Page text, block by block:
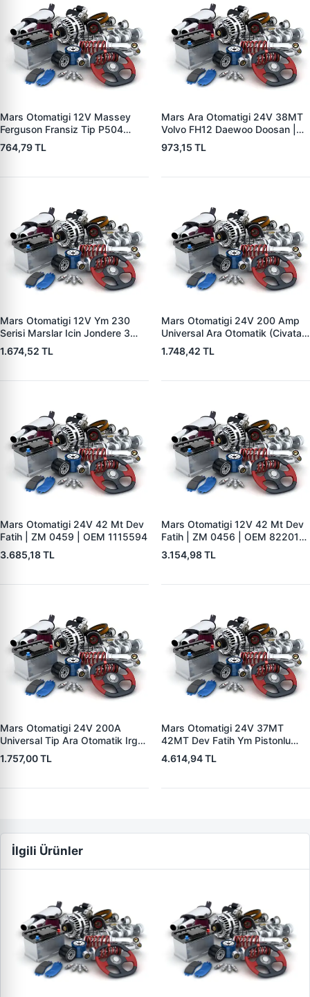
Mars Otomatigi 12V Massey
Ferguson Fransiz Tip P504
P505 Xxx | ZM 0560
764,79 TL
Mars Ara Otomatigi 24V 38MT
Volvo FH12 Daewoo Doosan |
ZM 4409 | OEM 10512097
973,15 TL
Mars Otomatigi 12V Ym 230
Serisi Marslar Icin Jondere 3
Delik | ZM 1653 | OEM
RE503357
1.674,52 TL
Mars Otomatigi 24V 200 Amp
Universal Ara Otomatik (Civatali)
| ZM 1404
1.748,42 TL
Mars Otomatigi 24V 42 Mt Dev
Fatih | ZM 0459 | OEM 1115594
3.685,18 TL
Mars Otomatigi 12V 42 Mt Dev
Fatih | ZM 0456 | OEM 82201-
5004 V1117553
2132X10456393
3.154,98 TL
Mars Otomatigi 24V 200A
Universal Tip Ara Otomatik Irgat
| ZM 0404
1.757,00 TL
Mars Otomatigi 24V 37MT
42MT Dev Fatih Ym Pistonlu
Bmc Profesyonel Catterpiller Is
Makinasi | ZM 0361 | OEM
4.614,94 TL
İlgili Ürünler